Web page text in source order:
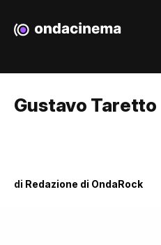
Gustavo Taretto
di Redazione di OndaRock